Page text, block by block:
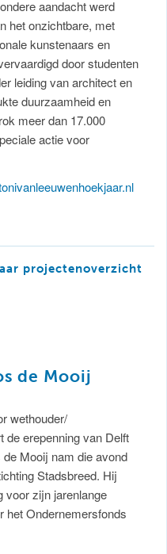
aandacht werd
het onzichtbare, met
kunstenaars en
door studenten
leiding van architect en
duurzaamheid en
meer dan 17.000
actie voor
projectenoverzicht
de Mooij
wethouder/
de erepenning van Delft
Mooij nam die avond
Stadsbreed. Hij
voor zijn jarenlange
het Ondernemersfonds